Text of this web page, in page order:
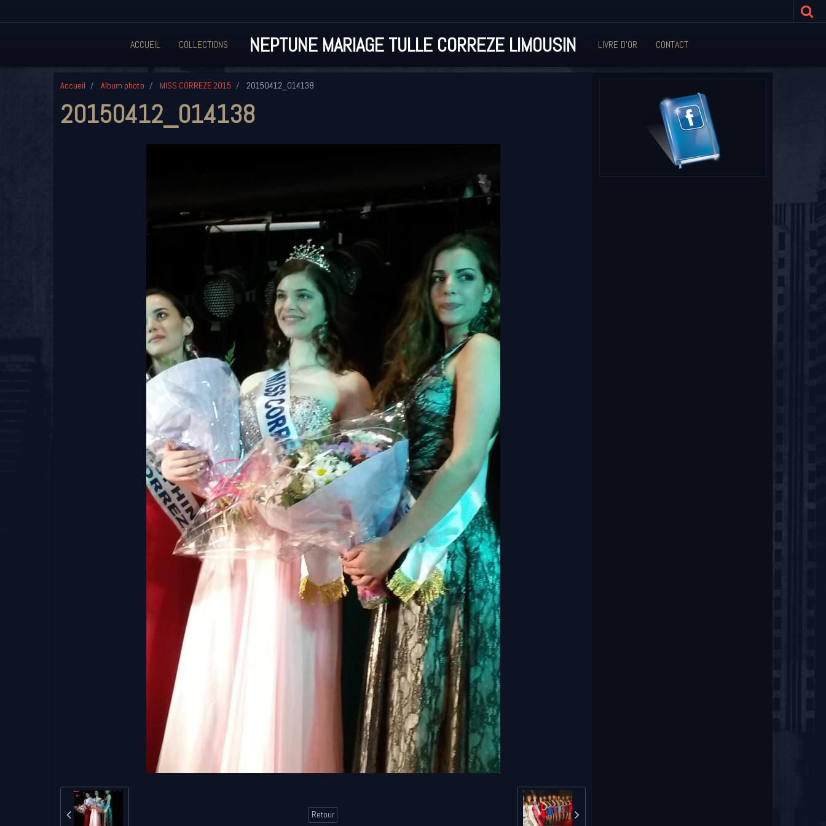
ACCUEIL COLLECTIONS NEPTUNE MARIAGE TULLE CORREZE LIMOUSIN LIVRE D'OR CONTACT
Accueil Album photo MISS CORREZE 2015 20150412_014138
20150412_014138
Retour